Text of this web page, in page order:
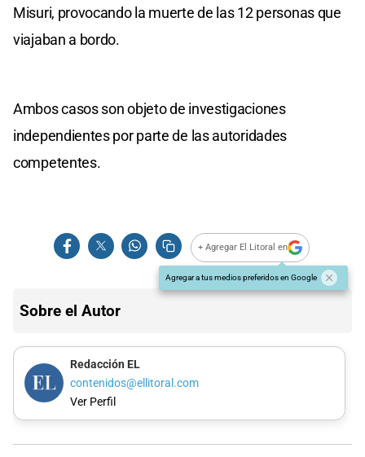
Misuri, provocando la muerte de las 12 personas que
viajaban a bordo.
Ambos casos son objeto de investigaciones
independientes por parte de las autoridades
competentes.
+ Agregar El Litoral en
Agregar a tus medios preferidos en Google
Sobre el Autor
Redacción EL
contenidos@ellitoral.com
Ver Perfil